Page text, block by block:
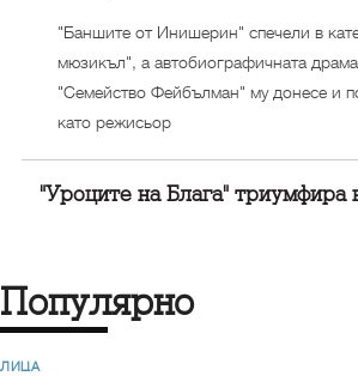
"Баншите от Инишерин" спечели в
мюзикъл", а автобиографичната
"Семейство Фейбълман" му донесе и
като режисьор
"Уроците на Блага" триумфира
Популярно
ЛИЦА